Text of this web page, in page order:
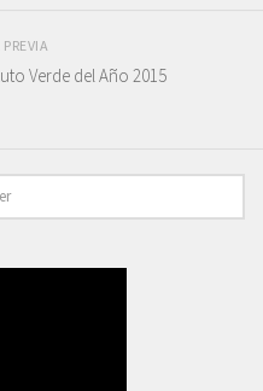
Verde del Año 2015